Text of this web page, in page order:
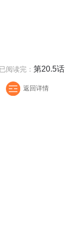
阅读完： 第20.5话
返回详情